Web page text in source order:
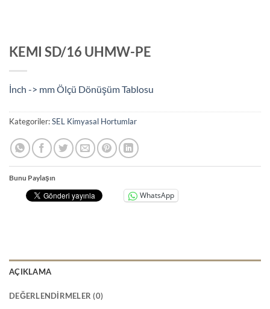
KEMI SD/16 UHMW-PE
İnch -> mm Ölçü Dönüşüm Tablosu
Kategoriler:SEL Kimyasal Hortumlar
Bunu Paylaşın
WhatsApp
AÇIKLAMA
DEĞERLENDIRMELER (0)